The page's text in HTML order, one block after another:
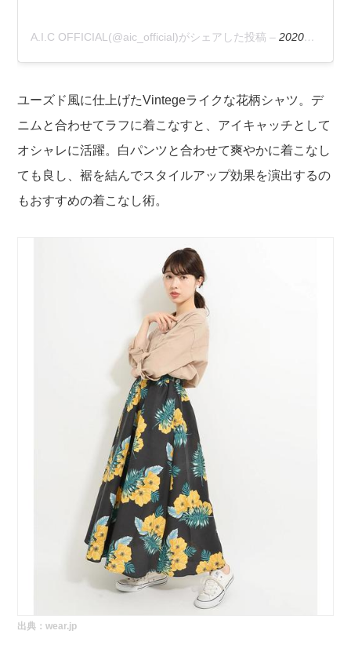
A.I.C OFFICIAL(@aic_official)がシェアした投稿 –2020年 7月月1日午後8時40分PDT
ユーズド風に仕上げたVintegeライクな花柄シャツ。デ
ニムと合わせてラフに着こなすと、アイキャッチとして
オシャレに活躍。白パンツと合わせて爽やかに着こなし
ても良し、裾を結んでスタイルアップ効果を演出するの
もおすすめの着こなし術。
出典：wear.jp